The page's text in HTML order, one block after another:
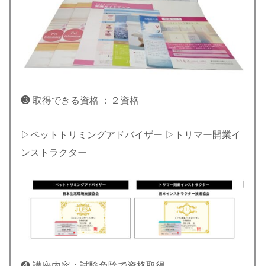
❸ 取得できる資格 ：２資格
▷ペットトリミングアドバイザー ▷トリマー開業イ
ンストラクター